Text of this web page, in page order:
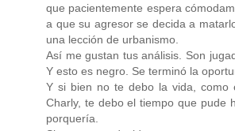
que pacientemente espera
a que su agresor se decida a
una lección de urbanismo.
Así me gustan tus análisis. Son
Y esto es negro. Se terminó la
Y si bien no te debo la vida, como
Charly, te debo el tiempo que pude
porquería.